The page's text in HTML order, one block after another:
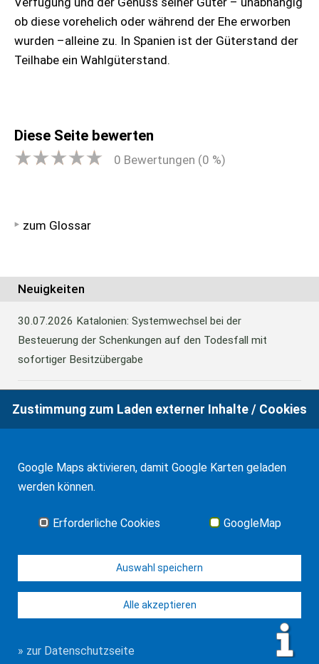
ob diese vorehelich oder während der Ehe erworben
wurden –alleine zu. In Spanien ist der Güterstand der
Teilhabe ein Wahlgüterstand.
Diese Seite bewerten
0 Bewertungen (0 %)
zum Glossar
Neuigkeiten
30.07.2026 Katalonien: Systemwechsel bei der
Besteuerung der Schenkungen auf den Todesfall mit
sofortiger Besitzübergabe
30.07.2026Katalonien: Systemwechsel bei der
Besteuerung der Schenkungen auf den Todesfall mit
© WF Salinas & Frank 2026
Zustimmung zum Laden externer Inhalte / Cookies
Google Maps aktivieren, damit Google Karten geladen
werden können.
Erforderliche Cookies GoogleMap
Auswahl speichern
Alle akzeptieren
» zur Datenschutzseite